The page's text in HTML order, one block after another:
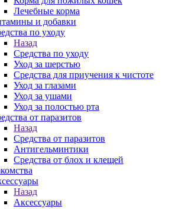
Лечебные корма
и добавки
по уходу
Назад
Средства по уходу
Уход за шерстью
Средства для приучения к чистоте
Уход за глазами
Уход за ушами
Уход за полостью рта
от паразитов
Назад
Средства от паразитов
Антигельминтики
Средства от блох и клещей
Назад
Аксессуары